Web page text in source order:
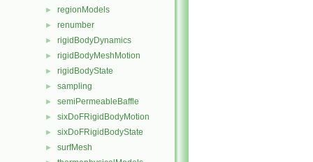
► regionModels
► renumber
► rigidBodyDynamics
► rigidBodyMeshMotion
► rigidBodyState
► sampling
► semiPermeableBaffle
► sixDoFRigidBodyMotion
► sixDoFRigidBodyState
► surfMesh